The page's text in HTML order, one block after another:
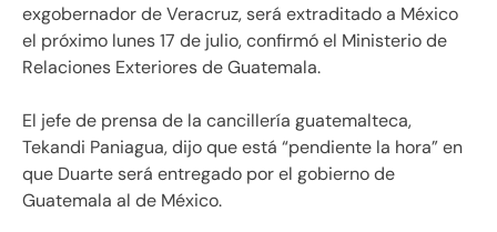
exgobernador de Veracruz, será extraditado a México
el próximo lunes 17 de julio, confirmó el Ministerio de
Relaciones Exteriores de Guatemala.
El jefe de prensa de la cancillería guatemalteca,
Tekandi Paniagua, dijo que está “pendiente la hora” en
que Duarte será entregado por el gobierno de
Guatemala al de México.